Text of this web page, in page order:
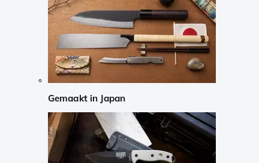
Gemaakt in Japan